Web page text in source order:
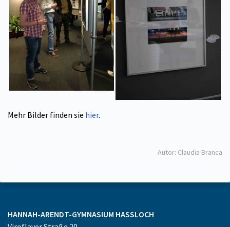
Mehr Bilder finden sie hier.
Autor: Claudia Branca
HANNAH-ARENDT-GYMNASIUM HASSLOCH